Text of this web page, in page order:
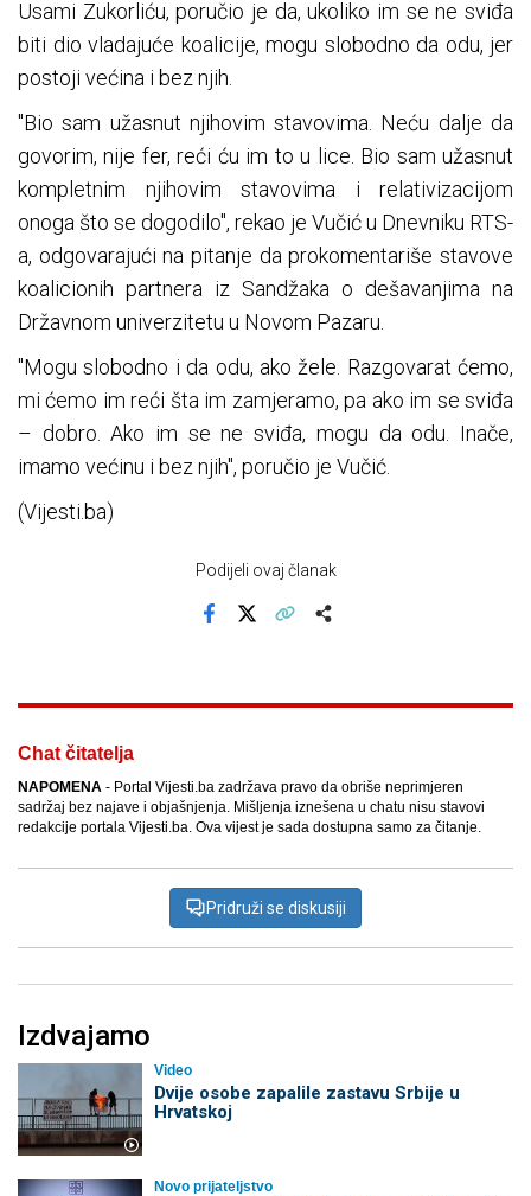
Usami Zukorliću, poručio je da, ukoliko im se ne sviđa
biti dio vladajuće koalicije, mogu slobodno da odu, jer
postoji većina i bez njih.
"Bio sam užasnut njihovim stavovima. Neću dalje da
govorim, nije fer, reći ću im to u lice. Bio sam užasnut
kompletnim njihovim stavovima i relativizacijom
onoga što se dogodilo", rekao je Vučić u Dnevniku RTS-
a, odgovarajući na pitanje da prokomentariše stavove
koalicionih partnera iz Sandžaka o dešavanjima na
Državnom univerzitetu u Novom Pazaru.
"Mogu slobodno i da odu, ako žele. Razgovarat ćemo,
mi ćemo im reći šta im zamjeramo, pa ako im se sviđa
– dobro. Ako im se ne sviđa, mogu da odu. Inače,
imamo većinu i bez njih", poručio je Vučić.
(Vijesti.ba)
Podijeli ovaj članak
Chat čitatelja
NAPOMENA - Portal Vijesti.ba zadržava pravo da obriše neprimjeren
sadržaj bez najave i objašnjenja. Mišljenja iznešena u chatu nisu stavovi
redakcije portala Vijesti.ba. Ova vijest je sada dostupna samo za čitanje.
Pridruži se diskusiji
Izdvajamo
Video
Dvije osobe zapalile zastavu Srbije u
Hrvatskoj
Novo prijateljstvo